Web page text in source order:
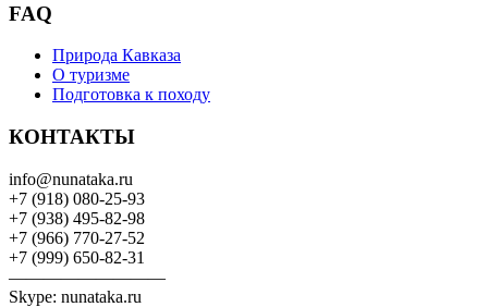
FAQ
Природа Кавказа
О туризме
Подготовка к походу
КОНТАКТЫ
info@nunataka.ru
+7 (918) 080-25-93
+7 (938) 495-82-98
+7 (966) 770-27-52
+7 (999) 650-82-31
—————————
Skype: nunataka.ru